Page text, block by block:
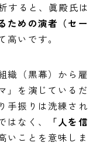
すると、眞殿氏は
ための演者（セー
高いです。
織（黒幕）から雇
」を演じているだ
手振りは洗練され
なく、
「人を信
いことを意味しま